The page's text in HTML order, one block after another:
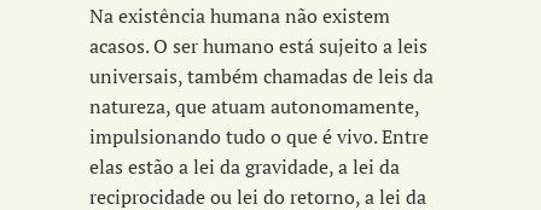
Na existência humana não existem
acasos. O ser humano está sujeito a leis
universais, também chamadas de leis da
natureza, que atuam autonomamente,
impulsionando tudo o que é vivo. Entre
elas estão a lei da gravidade, a lei da
reciprocidade ou lei do retorno, a lei da